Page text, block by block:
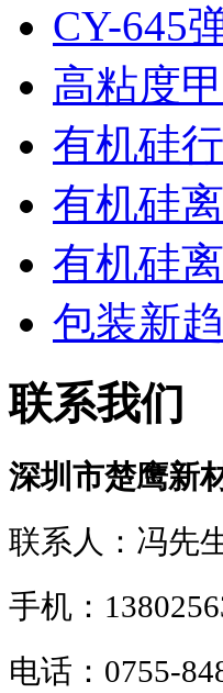
CY-645
高粘度
有机硅
有机硅
有机硅
包装新
联系我们
深圳市楚鹰新
联系人：冯先
手机：
电话：0755-